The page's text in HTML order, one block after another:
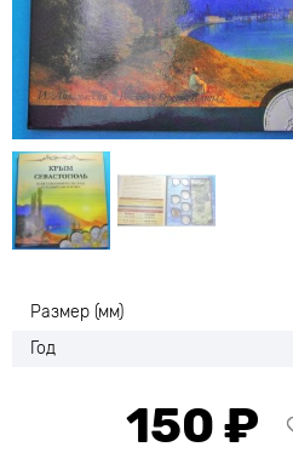
Размер (мм)
Год
150 ₽